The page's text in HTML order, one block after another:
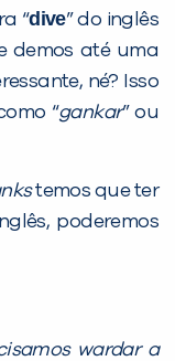
“dive” do inglês
demos até uma
né? Isso
“gankar” ou
temos que ter
poderemos
wardar a